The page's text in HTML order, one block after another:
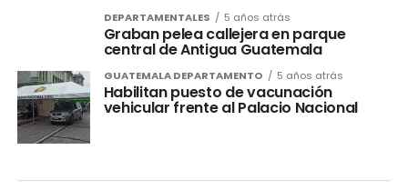
DEPARTAMENTALES 5 años atrás
Graban pelea callejera en parque
central de Antigua Guatemala
GUATEMALA DEPARTAMENTO 5 años atrás
Habilitan puesto de vacunación
vehicular frente al Palacio Nacional